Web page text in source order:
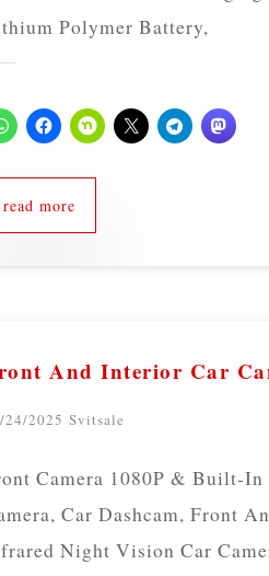
Polymer Battery,
read more
And Interior Car
24/2025 Svitsale
Camera 1080P & Built-In
Car Dashcam, Front
Night Vision Car